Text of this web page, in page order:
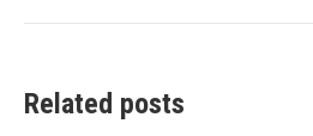
Related posts